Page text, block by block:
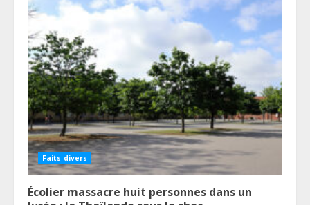
Faits divers
Écolier massacre huit personnes dans un